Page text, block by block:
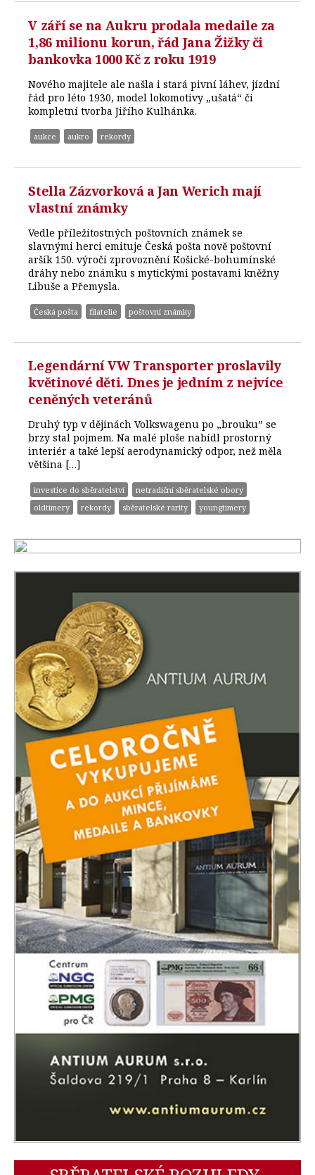
V září se na Aukru prodala medaile za
1,86 milionu korun, řád Jana Žižky či
bankovka 1000 Kč z roku 1919
Nového majitele ale našla i stará pivní láhev, jízdní
řád pro léto 1930, model lokomotivy „ušatá“ či
kompletní tvorba Jiřího Kulhánka.
aukce aukro rekordy
Stella Zázvorková a Jan Werich mají
vlastní známky
Vedle příležitostných poštovních známek se
slavnými herci emituje Česká pošta nově poštovní
aršík 150. výročí zprovoznění Košické-bohumínské
dráhy nebo známku s mytickými postavami kněžny
Libuše a Přemysla.
Česká pošta filatelie poštovní známky
Legendární VW Transporter proslavily
květinové děti. Dnes je jedním z nejvíce
ceněných veteránů
Druhý typ v dějinách Volkswagenu po „brouku” se
brzy stal pojmem. Na malé ploše nabídl prostorný
interiér a také lepší aerodynamický odpor, než měla
většina […]
investice do sběratelství
netradiční sběratelské obory
oldtimery
rekordy sběratelské rarity youngtimery